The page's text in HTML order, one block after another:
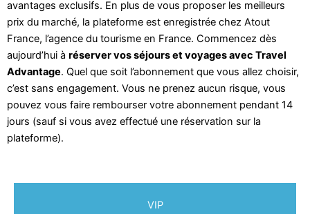
avantages exclusifs. En plus de vous proposer les meilleurs
prix du marché, la plateforme est enregistrée chez Atout
France, l’agence du tourisme en France. Commencez dès
aujourd’hui à réserver vos séjours et voyages avec Travel
Advantage. Quel que soit l’abonnement que vous allez choisir,
c’est sans engagement. Vous ne prenez aucun risque, vous
pouvez vous faire rembourser votre abonnement pendant 14
jours (sauf si vous avez effectué une réservation sur la
plateforme).
VIP